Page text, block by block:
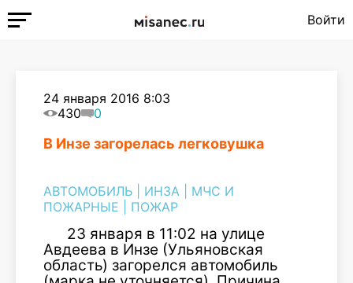
Войти
24 января 2016 8:03
430
0
В Инзе загорелась легковушка
АВТОМОБИЛЬ ИНЗА
МЧС И
ПОЖАРНЫЕ
ПОЖАР
23 января в 11:02 на улице
Авдеева в Инзе (Ульяновская
область) загорелся автомобиль